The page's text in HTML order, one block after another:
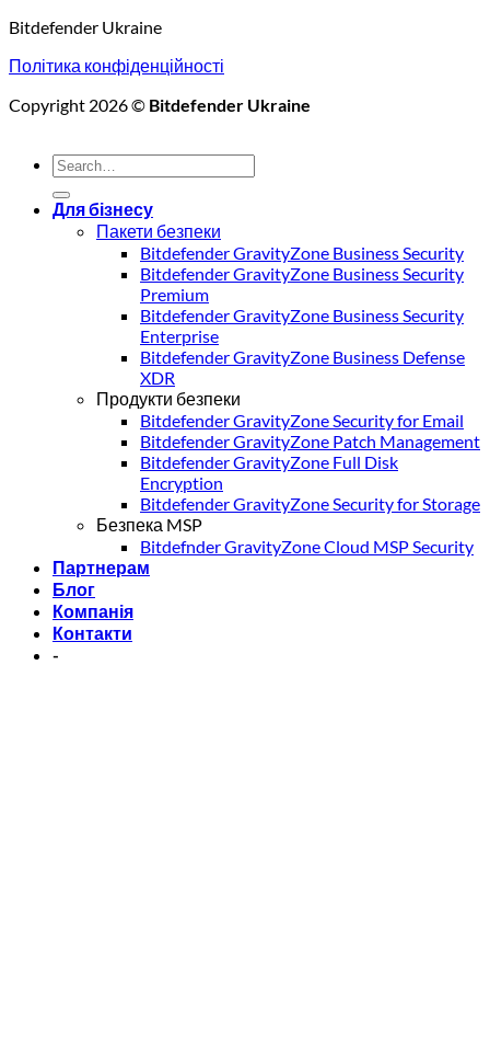
Bitdefender Ukraine
Політика конфіденційності
Copyright 2026 © Bitdefender Ukraine
Для бізнесу
Пакети безпеки
Bitdefender GravityZone Business Security
Bitdefender GravityZone Business Security
Premium
Bitdefender GravityZone Business Security
Enterprise
Bitdefender GravityZone Business Defense
XDR
Продукти безпеки
Bitdefender GravityZone Security for Email
Bitdefender GravityZone Patch Management
Bitdefender GravityZone Full Disk
Encryption
Bitdefender GravityZone Security for Storage
Безпека MSP
Bitdefnder GravityZone Cloud MSP Security
Партнерам
Блог
Компанія
Контакти
-